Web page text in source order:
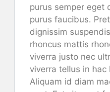
purus semper eget
purus faucibus.
dignissim
rhoncus mattis
viverra justo nec
viverra tellus in
Aliquam id diam